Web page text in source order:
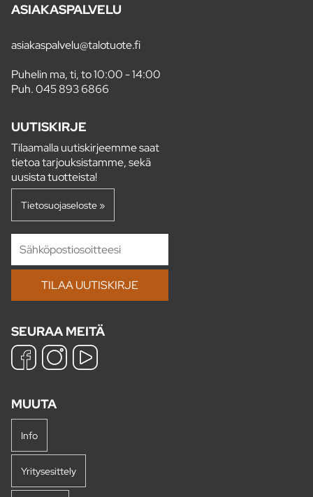
ASIAKASPALVELU
asiakaspalvelu@talotuote.fi
Puhelin ma, ti, to 10:00 - 14:00
Puh.045 893 6866
UUTISKIRJE
Tilaamalla uutiskirjeemme saat
tietoa tarjouksistamme, sekä
uusista tuotteista!
Tietosuojaseloste »
SEURAA MEITÄ
MUUTA
Info
Yritysesittely